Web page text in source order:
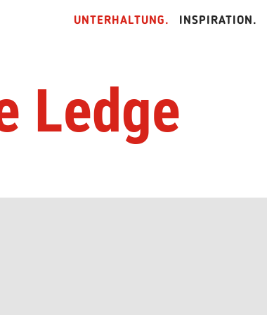
UNTERHALTUNG. INSPIRATION.
Ledge